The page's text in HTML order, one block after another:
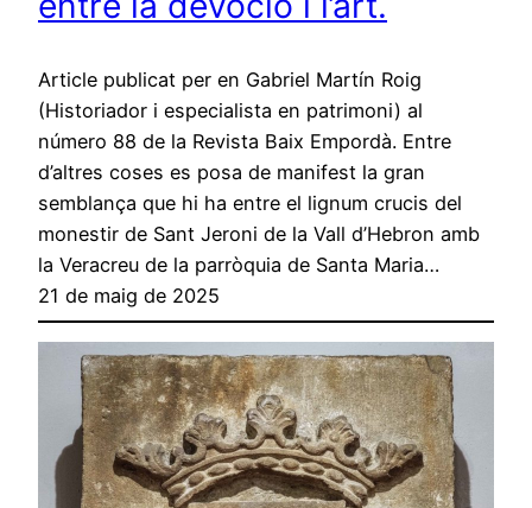
Article publicat per en Gabriel Martín Roig
(Historiador i especialista en patrimoni) al
número 88 de la Revista Baix Empordà. Entre
d’altres coses es posa de manifest la gran
semblança que hi ha entre el lignum crucis del
monestir de Sant Jeroni de la Vall d’Hebron amb
la Veracreu de la parròquia de Santa Maria…
21 de maig de 2025